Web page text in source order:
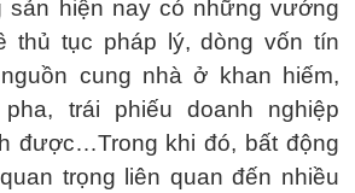
sản hiện nay có những vướng
thủ tục pháp lý, dòng vốn tín
cung nhà ở khan hiếm,
trái phiếu doanh nghiệp
được…Trong khi đó, bất động
trọng liên quan đến nhiều